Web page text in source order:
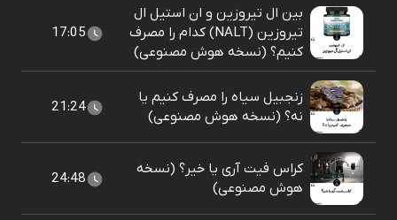
بین ال تیروزین و ان استیل ال
تیروزین (NALT) کدام را مصرف
کنیم؟ (نسخه هوش مصنوعی)
17:05
زنجبیل سیاه را مصرف کنیم یا
نه؟ (نسخه هوش مصنوعی)
21:24
کراس فیت آری یا خیر؟ (نسخه
هوش مصنوعی)
24:48